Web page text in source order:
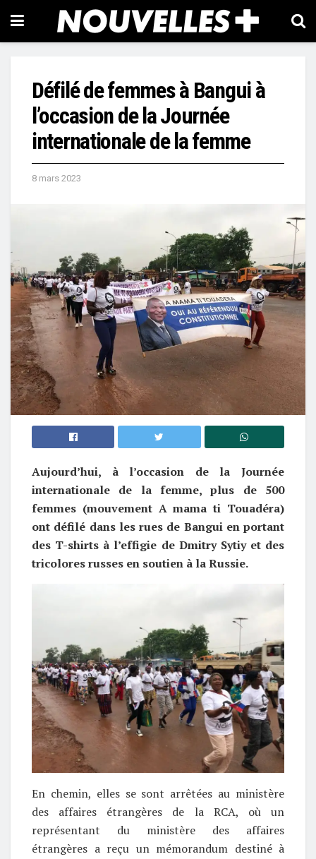
Défilé de femmes à Bangui à
l’occasion de la Journée
internationale de la femme
8 mars 2023
Aujourd’hui, à l’occasion de la Journée
internationale de la femme, plus de 500
femmes (mouvement A mama ti Touadéra)
ont défilé dans les rues de Bangui en portant
des T-shirts à l’effigie de Dmitry Sytiy et des
tricolores russes en soutien à la Russie.
En chemin, elles se sont arrêtées au ministère
des affaires étrangères de la RCA, où un
représentant du ministère des affaires
étrangères a reçu un mémorandum destiné à